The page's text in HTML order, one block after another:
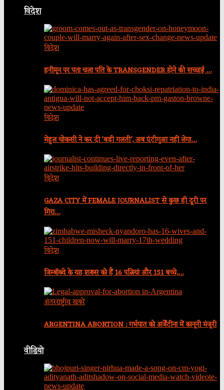
विदेश
विदेश
हनीमून पर पता चला पति के TRANSGENDER होने की सच्चाई …
विदेश
मेहुल चोकसी ने कर दी ‘बड़ी गलती’, अब एंटीगुआ नहीं लेगा…
विदेश
GAZA CITY में FEMALE JOURNALIST से कुछ ही दूरी पर
गिरा…
विदेश
जिम्बॉब्वे के यह शख्स को हैं 16 पत्नियां और 151 बच्चे,…
अंतरराष्ट्रीय खबरें
ARGENTINA ABORTION : गर्भपात को अर्जेंटीना में कानूनी मंजूरी
वीडियो